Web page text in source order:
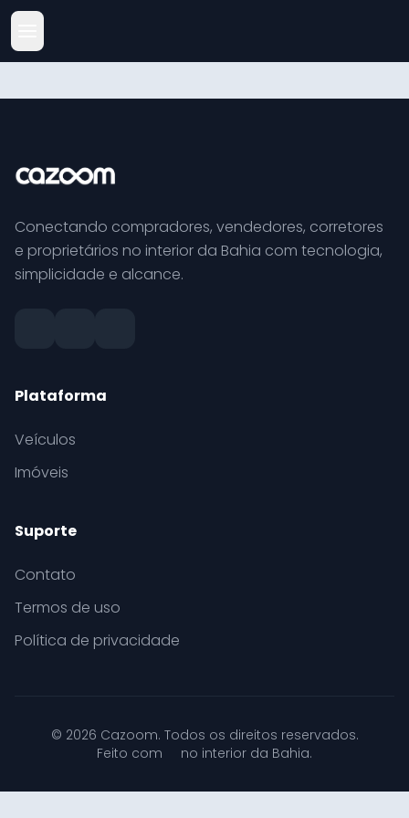
Conectando compradores, vendedores, corretores
e proprietários no interior da Bahia com tecnologia,
simplicidade e alcance.
Plataforma
Veículos
Imóveis
Suporte
Contato
Termos de uso
Política de privacidade
© 2026 Cazoom. Todos os direitos reservados.
Feito com
no interior da Bahia.